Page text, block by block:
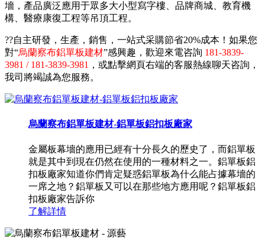
墻，產品廣泛應用于眾多大小型寫字樓、品牌商城、教育機
構、醫療康復工程等吊頂工程。
??自主研發，生產，銷售，一站式采購節省20%成本！如果您
對“烏蘭察布鋁單板建材”感興趣，歡迎來電咨詢 181-3839-
3981 / 181-3839-3981 ，或點擊網頁右端的客服熱線聊天咨詢，
我司將竭誠為您服務。
烏蘭察布鋁單板建材-鋁單板鋁扣板廠家
金屬板幕墻的應用已經有十分長久的歷史了，而鋁單板
就是其中到現在仍然在使用的一種材料之一。鋁單板鋁
扣板廠家知道你們肯定疑惑鋁單板為什么能占據幕墻的
一席之地？鋁單板又可以在那些地方應用呢？鋁單板鋁
扣板廠家告訴你
了解詳情